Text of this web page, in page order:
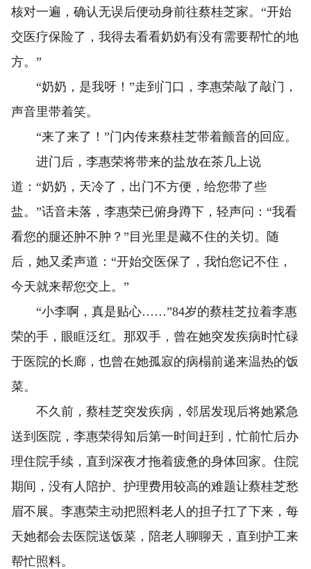
核对一遍，确认无误后便动身前往蔡桂芝家。“开始
交医疗保险了，我得去看看奶奶有没有需要帮忙的地
方。”
“奶奶，是我呀！”走到门口，李惠荣敲了敲门，
声音里带着笑。
“来了来了！”门内传来蔡桂芝带着颤音的回应。
进门后，李惠荣将带来的盐放在茶几上说
道：“奶奶，天冷了，出门不方便，给您带了些
盐。”话音未落，李惠荣已俯身蹲下，轻声问：“我看
看您的腿还肿不肿？”目光里是藏不住的关切。随
后，她又柔声道：“开始交医保了，我怕您记不住，
今天就来帮您交上。”
“小李啊，真是贴心……”84岁的蔡桂芝拉着李惠
荣的手，眼眶泛红。那双手，曾在她突发疾病时忙碌
于医院的长廊，也曾在她孤寂的病榻前递来温热的饭
菜。
不久前，蔡桂芝突发疾病，邻居发现后将她紧急
送到医院，李惠荣得知后第一时间赶到，忙前忙后办
理住院手续，直到深夜才拖着疲惫的身体回家。住院
期间，没有人陪护、护理费用较高的难题让蔡桂芝愁
眉不展。李惠荣主动把照料老人的担子扛了下来，每
天她都会去医院送饭菜，陪老人聊聊天，直到护工来
帮忙照料。